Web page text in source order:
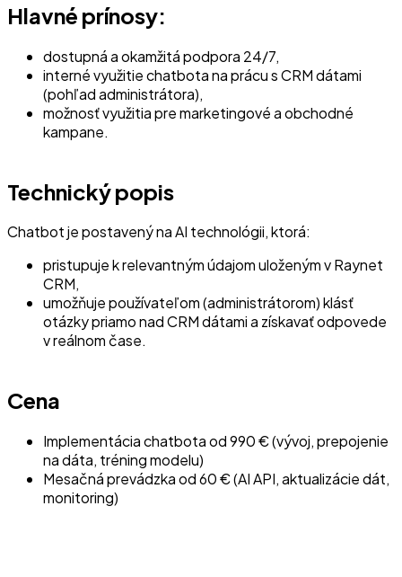
Hlavné prínosy:
dostupná a okamžitá podpora 24/7,
interné využitie chatbota na prácu s CRM dátami
(pohľad administrátora),
možnosť využitia pre marketingové a obchodné
kampane.
Technický popis
Chatbot je postavený na AI technológii, ktorá:
pristupuje k relevantným údajom uloženým v Raynet
CRM,
umožňuje používateľom (administrátorom) klásť
otázky priamo nad CRM dátami a získavať odpovede
v reálnom čase.
Cena
Implementácia chatbota od 990 € (vývoj, prepojenie
na dáta, tréning modelu)
Mesačná prevádzka od 60 € (AI API, aktualizácie dát,
monitoring)